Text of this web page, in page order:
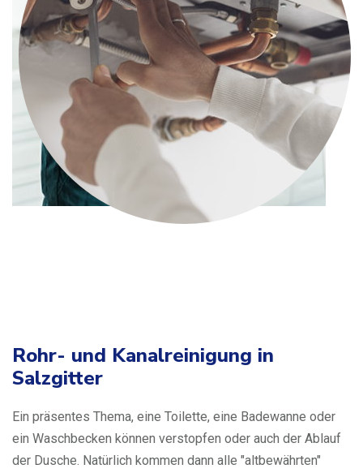
Rohr- und Kanalreinigung in
Salzgitter
Ein präsentes Thema, eine Toilette, eine Badewanne oder
ein Waschbecken können verstopfen oder auch der Ablauf
der Dusche. Natürlich kommen dann alle "altbewährten"